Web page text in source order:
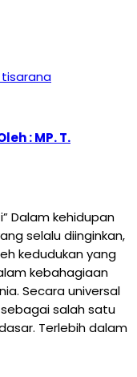
: MP. T.
Dalam kehidupan
selalu diinginkan,
kedudukan yang
kebahagiaan
Secara universal
salah satu
Terlebih dalam